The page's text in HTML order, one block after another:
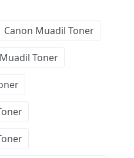
Canon Muadil Toner
Toner